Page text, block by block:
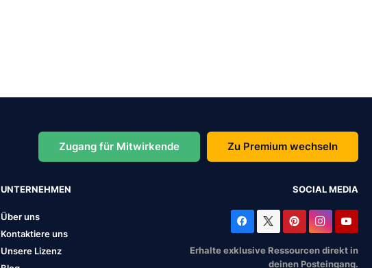
Zugang für Mitwirkende Zu Premium wechseln
UNTERNEHMEN
Über uns
Kontaktiere uns
Unsere Lizenz
SOCIAL MEDIA
Erhalte exklusive Ressourcen direkt in
deinen Posteingang.